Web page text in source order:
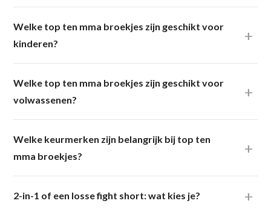
Welke top ten mma broekjes zijn geschikt voor
kinderen?
Welke top ten mma broekjes zijn geschikt voor
volwassenen?
Welke keurmerken zijn belangrijk bij top ten
mma broekjes?
2-in-1 of een losse fight short: wat kies je?